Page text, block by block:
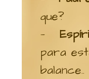
que?
—
para
balance..